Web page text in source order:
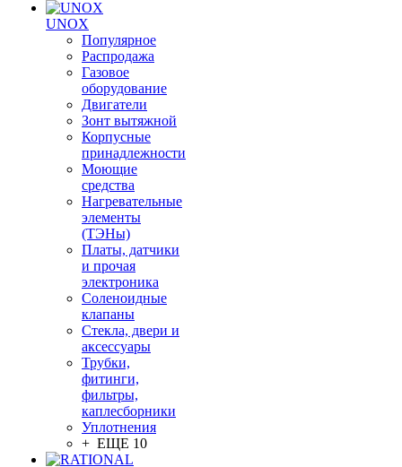
UNOX
Популярное
Распродажа
Газовое
оборудование
Двигатели
Зонт вытяжной
Корпусные
принадлежности
Моющие
средства
Нагревательные
элементы
(ТЭНы)
Платы, датчики
и прочая
электроника
Соленоидные
клапаны
Стекла, двери и
аксессуары
Трубки,
фитинги,
фильтры,
каплесборники
Уплотнения
+ ЕЩЕ 10